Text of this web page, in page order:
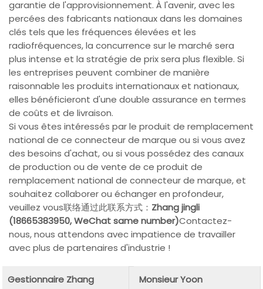
garantie de l'approvisionnement. À l'avenir, avec les
percées des fabricants nationaux dans les domaines
clés tels que les fréquences élevées et les
radiofréquences, la concurrence sur le marché sera
plus intense et la stratégie de prix sera plus flexible. Si
les entreprises peuvent combiner de manière
raisonnable les produits internationaux et nationaux,
elles bénéficieront d'une double assurance en termes
de coûts et de livraison.
Si vous êtes intéressés par le produit de remplacement
national de ce connecteur de marque ou si vous avez
des besoins d'achat, ou si vous possédez des canaux
de production ou de vente de ce produit de
remplacement national de connecteur de marque, et
souhaitez collaborer ou échanger en profondeur,
veuillez vous联络通过此联系方式： Zhang jingli
(18665383950, WeChat same number)Contactez-
nous, nous attendons avec impatience de travailler
avec plus de partenaires d'industrie !
Gestionnaire Zhang
Monsieur Yoon